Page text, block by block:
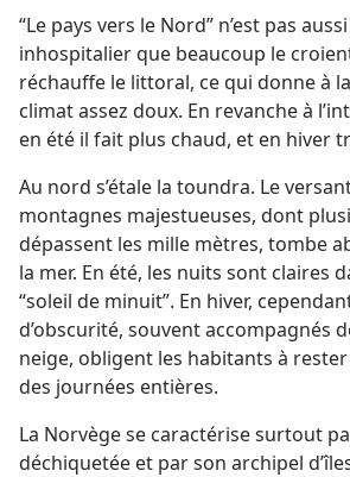
“Le pays vers le Nord” n’est pas
inhospitalier que beaucoup le
réchauffe le littoral, ce qui donne à
climat assez doux. En revanche à
en été il fait plus chaud, et en hiver
Au nord s’étale la toundra. Le
montagnes majestueuses, dont
dépassent les mille mètres, tombe
la mer. En été, les nuits sont claires
“soleil de minuit”. En hiver,
d’obscurité, souvent accompagnés
neige, obligent les habitants à
des journées entières.
La Norvège se caractérise surtout
déchiquetée et par son archipel